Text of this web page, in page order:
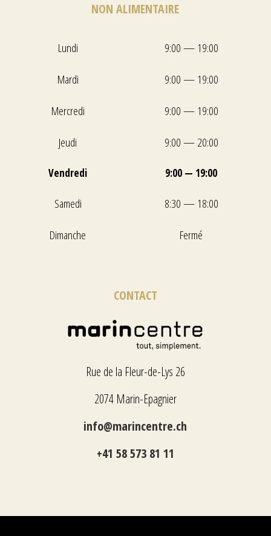
NON ALIMENTAIRE
Lundi
9:00 — 19:00
Mardi
9:00 — 19:00
Mercredi
9:00 — 19:00
Jeudi
9:00 — 20:00
Vendredi 9:00 — 19:00
Samedi
8:30 — 18:00
Dimanche
Fermé
CONTACT
Rue de la Fleur-de-Lys 26
2074 Marin-Epagnier
info@marincentre.ch
+41 58 573 81 11